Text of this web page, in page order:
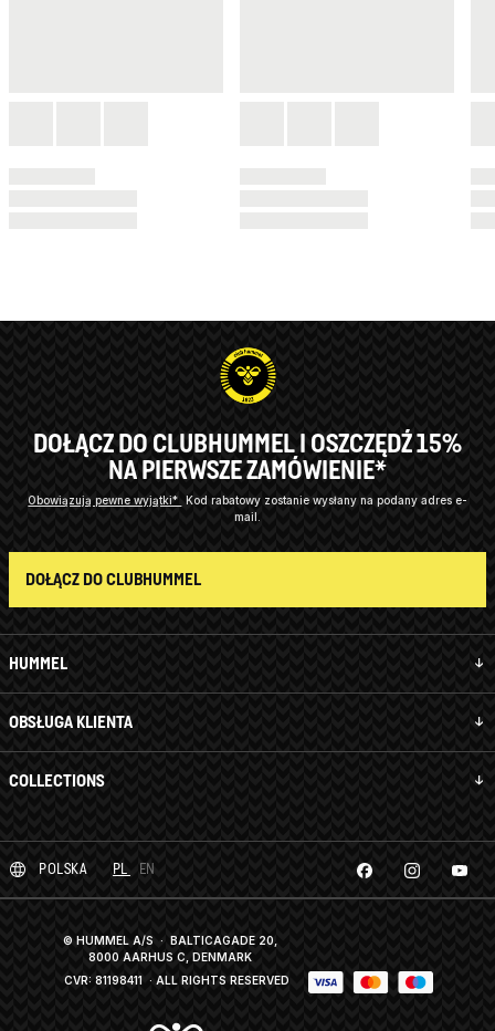
HUMMEL
OBSŁUGA KLIENTA
COLLECTIONS
DOŁĄCZ DO CLUBHUMMEL I OSZCZĘDŹ 15%
NA PIERWSZE ZAMÓWIENIE*
Obowiązują pewne wyjątki*
Kod rabatowy zostanie wysłany na podany adres e-
mail.
DOŁĄCZ DO CLUBHUMMEL
POLSKA PL EN
© HUMMEL A/S · BALTICAGADE 20,
8000 AARHUS C, DENMARK
CVR: 81198411 · ALL RIGHTS RESERVED